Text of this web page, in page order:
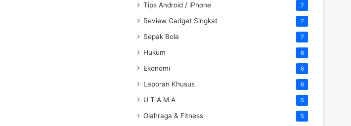
Tips Android / iPhone 7
Review Gadget Singkat 7
Sepak Bola 7
Hukum 6
Ekonomi 6
Laporan Khusus 6
U T A M A 5
Olahraga & Fitness 5